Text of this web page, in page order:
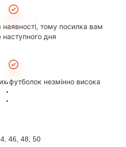
наявності, тому посилка вам
наступного дня
футболок незмінно висока
46, 48, 50